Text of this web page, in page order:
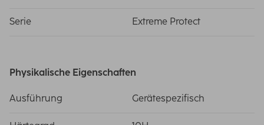
Serie Extreme Protect
Physikalische Eigenschaften
Ausführung Gerätespezifisch